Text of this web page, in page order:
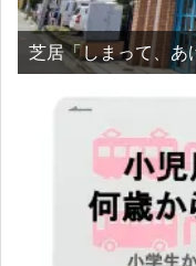
芝居「しまって、あ